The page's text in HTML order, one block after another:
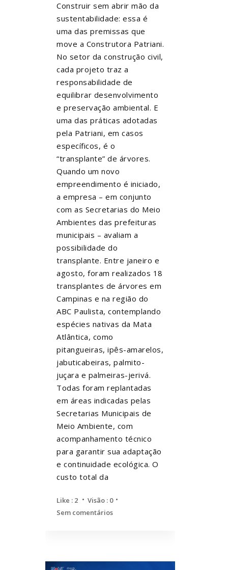
Construir sem abrir mão da
sustentabilidade: essa é
uma das premissas que
move a Construtora Patriani.
No setor da construção civil,
cada projeto traz a
responsabilidade de
equilibrar desenvolvimento
e preservação ambiental. E
uma das práticas adotadas
pela Patriani, em casos
específicos, é o
“transplante” de árvores.
Quando um novo
empreendimento é iniciado,
a empresa – em conjunto
com as Secretarias do Meio
Ambientes das prefeituras
municipais – avaliam a
possibilidade do
transplante. Entre janeiro e
agosto, foram realizados 18
transplantes de árvores em
Campinas e na região do
ABC Paulista, contemplando
espécies nativas da Mata
Atlântica, como
pitangueiras, ipês-amarelos,
jabuticabeiras, palmito-
juçara e palmeiras-jerivá.
Todas foram replantadas
em áreas indicadas pelas
Secretarias Municipais de
Meio Ambiente, com
acompanhamento técnico
para garantir sua adaptação
e continuidade ecológica. O
custo total da
Like : 2
Visão : 0
Sem comentários